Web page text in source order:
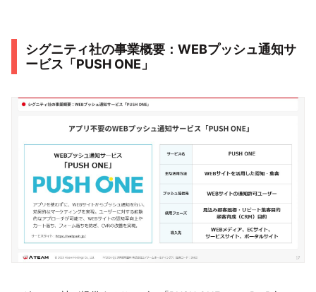
シグニティ社の事業概要：WEBプッシュ通知サ
ービス「PUSH ONE」